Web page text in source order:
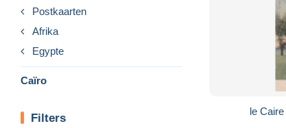
Postkaarten
Afrika
Egypte
Caïro
Filters
le